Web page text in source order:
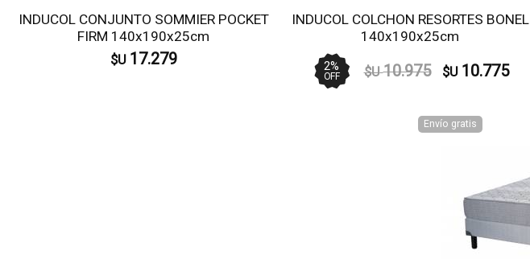
INDUCOL CONJUNTO SOMMIER POCKET
FIRM 140x190x25cm
$U 17.279
INDUCOL COLCHON RESORTES BONEL
140x190x25cm
2%
OFF $U 10.975 $U 10.775
Envío gratis